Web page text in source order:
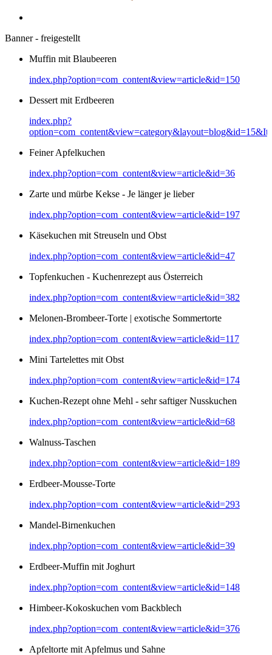
Banner - freigestellt
Muffin mit Blaubeeren
index.php?option=com_content&view=article&id=150
Dessert mit Erdbeeren
index.php?
Feiner Apfelkuchen
index.php?option=com_content&view=article&id=36
Zarte und mürbe Kekse - Je länger je lieber
index.php?option=com_content&view=article&id=197
Käsekuchen mit Streuseln und Obst
index.php?option=com_content&view=article&id=47
Topfenkuchen - Kuchenrezept aus Österreich
index.php?option=com_content&view=article&id=382
Melonen-Brombeer-Torte | exotische Sommertorte
index.php?option=com_content&view=article&id=117
Mini Tartelettes mit Obst
index.php?option=com_content&view=article&id=174
Kuchen-Rezept ohne Mehl - sehr saftiger Nusskuchen
index.php?option=com_content&view=article&id=68
Walnuss-Taschen
index.php?option=com_content&view=article&id=189
Erdbeer-Mousse-Torte
index.php?option=com_content&view=article&id=293
Mandel-Birnenkuchen
index.php?option=com_content&view=article&id=39
Erdbeer-Muffin mit Joghurt
index.php?option=com_content&view=article&id=148
Himbeer-Kokoskuchen vom Backblech
index.php?option=com_content&view=article&id=376
Apfeltorte mit Apfelmus und Sahne